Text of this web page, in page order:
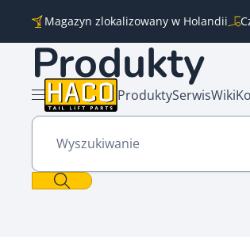
Magazyn zlokalizowany w Holandii
Otwórz menu
ProduktySerwisWiki
Produkty
Wyszukiwanie